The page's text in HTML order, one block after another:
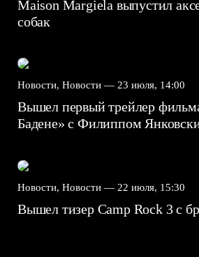
Maison Margiela выпустил
собак
Новости, Новости — 23 июля, 14:00
Вышел первый трейлер
Бадене» с Филиппом
Новости, Новости — 22 июля, 15:30
Вышел тизер Camp Rock 3 с